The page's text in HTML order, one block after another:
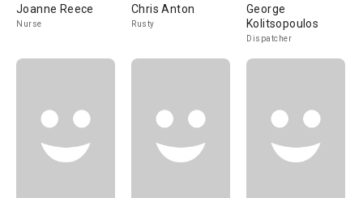
Joanne Reece
Nurse
Chris Anton
Rusty
George
Kolitsopoulos
Dispatcher